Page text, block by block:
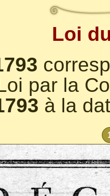
Loi
par la
à la